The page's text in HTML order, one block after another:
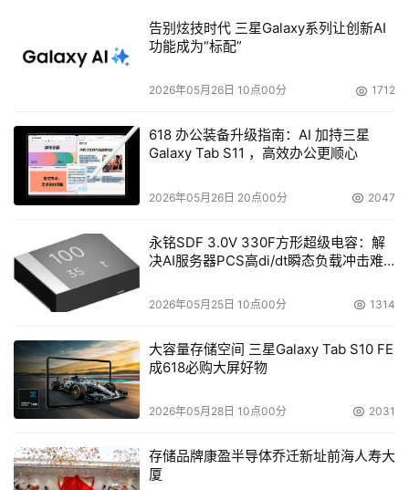
本文来源于DOIT传媒，文章内容仅供参考，不构成投资建议。
告别炫技时代 三星Galaxy系列让创新AI
功能成为“标配”
2026年05月26日 10点00分 1712
618 办公装备升级指南：AI 加持三星
Galaxy Tab S11 ，高效办公更顺心
2026年05月26日 20点00分 2047
永铭SDF 3.0V 330F方形超级电容：解
决AI服务器PCS高di/dt瞬态负载冲击难
2026年05月25日 10点00分 1314
大容量存储空间 三星Galaxy Tab S10 FE
成618必购大屏好物
2026年05月28日 10点00分 2031
存储品牌康盈半导体乔迁新址前海人寿大
厦